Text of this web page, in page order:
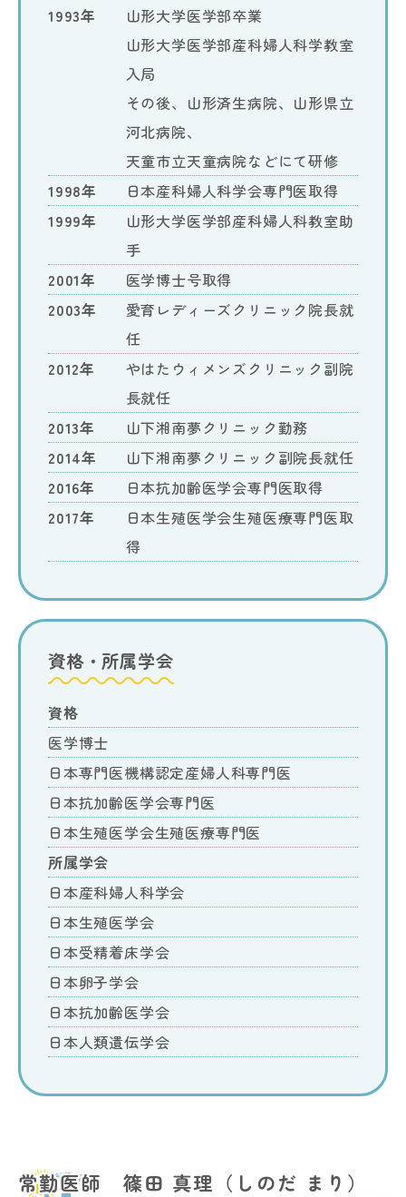
1993年
山形大学医学部卒業
山形大学医学部産科婦人科学教室
入局
その後、山形済生病院、山形県立
河北病院、
天童市立天童病院などにて研修
1998年
日本産科婦人科学会専門医取得
1999年
山形大学医学部産科婦人科教室助
手
2001年
医学博士号取得
2003年
愛育レディーズクリニック院長就
任
2012年
やはたウィメンズクリニック副院
長就任
2013年
山下湘南夢クリニック勤務
2014年
山下湘南夢クリニック副院長就任
2016年
日本抗加齢医学会専門医取得
2017年
日本生殖医学会生殖医療専門医取
得
資格・所属学会
資格
医学博士
日本専門医機構認定産婦人科専門医
日本抗加齢医学会専門医
日本生殖医学会生殖医療専門医
所属学会
日本産科婦人科学会
日本生殖医学会
日本受精着床学会
日本卵子学会
日本抗加齢医学会
日本人類遺伝学会
常勤医師 篠田 真理（しのだ まり）